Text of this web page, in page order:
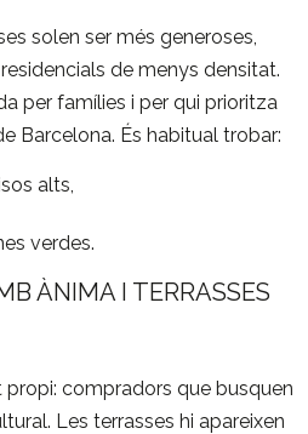
solen ser més generoses,
de menys densitat.
per famílies i per qui prioritza
Barcelona. És habitual trobar:
alts,
verdes.
ÀNIMA I TERRASSES
compradors que busquen
Les terrasses hi apareixen